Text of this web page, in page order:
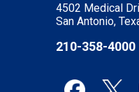
4502 Medical
San Antonio,
210-358-4000